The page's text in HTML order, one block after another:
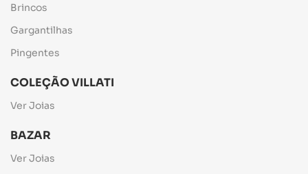
Brincos
Gargantilhas
Pingentes
COLEÇÃO VILLATI
Ver Joias
BAZAR
Ver Joias